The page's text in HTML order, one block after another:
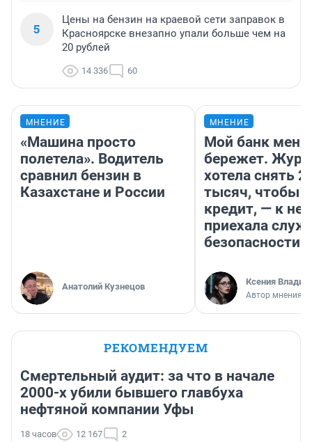
5
Цены на бензин на краевой сети заправок в
Красноярске внезапно упали больше чем на
20 рублей
14 336 60
МНЕНИЕ
«Машина просто
полетела». Водитель
сравнил бензин в
Казахстане и России
Анатолий Кузнецов
МНЕНИЕ
Мой банк меня
бережет.
хотела снять
тысяч, чтобы
кредит, — к
приехала
безопасности
Ксения
Автор мнения
РЕКОМЕНДУЕМ
Смертельный аудит: за что в начале
2000-х убили бывшего главбуха
нефтяной компании Уфы
18 часов 12 167 2